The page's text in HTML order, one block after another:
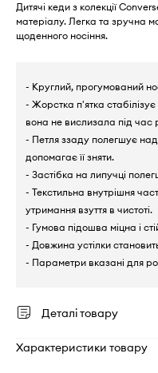
Дитячі кеди з колекції
матеріалу. Легка та зручна
щоденного носіння.
- Круглий, прогумований
- Жорстка п'ятка
вона не вислизала під час
- Петля ззаду полегшує
допомагає її зняти.
- Застібка на липучці
- Текстильна внутрішня
утримання взуття в чистоті.
- Гумова підошва міцна і
- Довжина устілки
- Параметри вказані для
Деталі товару
Характеристики товару